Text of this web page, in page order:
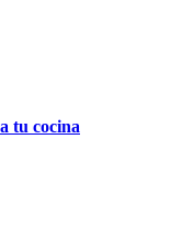
tu cocina